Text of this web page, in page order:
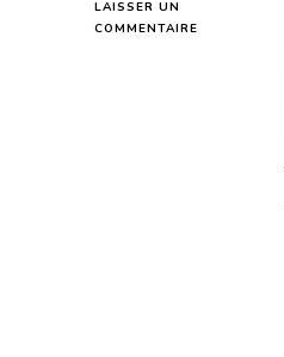
LAISSER UN
COMMENTAIRE